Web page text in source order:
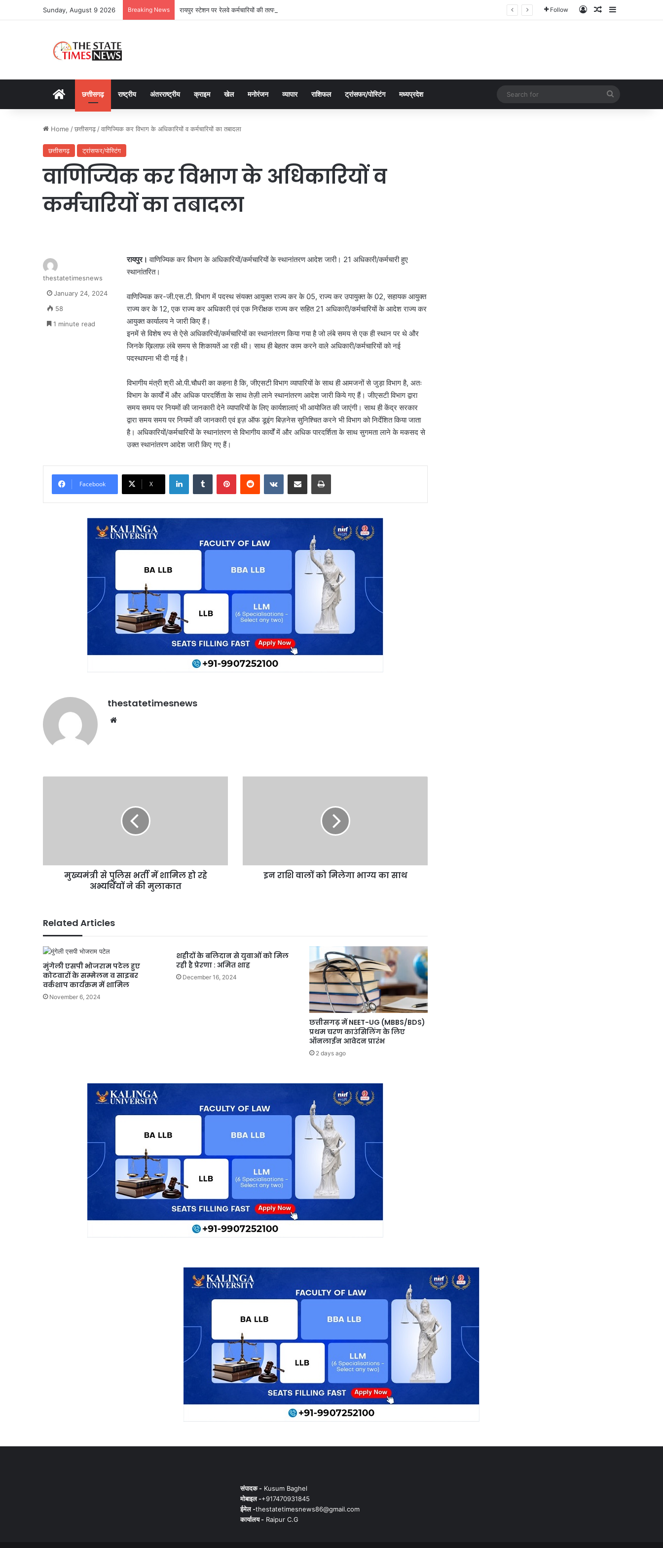
Sunday, August 9 2026 Breaking News रायपुर स्टेशन पर रेलवे कर्मचारियों की तत्परता से यात्री को मिला समय पर उपचार Follow Log InRandom Article
Sidebar
Homeछत्तीसगढ़ राष्ट्रीय अंतरराष्ट्रीय क्राइम खेल मनोरंजन व्यापार राशिफल ट्रांसफर/पोस्टिंग मध्यप्रदेश
for
Home /छत्तीसगढ़ /वाणिज्यिक कर विभाग के अधिकारियों व कर्मचारियों का तबादला
छत्तीसगढ़ ट्रांसफर/पोस्टिंग
वाणिज्यिक कर विभाग के अधिकारियों व
कर्मचारियों का तबादला
रायपुर। वाणिज्यिक कर विभाग के अधिकारियों/कर्मचारियों के स्थानांतरण आदेश जारी। 21 अधिकारी/कर्मचारी हुए
स्थानांतरित।
वाणिज्यिक कर-जी.एस.टी. विभाग में पदस्थ संयक्त आयुक्त राज्य कर के 05, राज्य कर उपायुक्त के 02, सहायक आयुक्त
राज्य कर के 12, एक राज्य कर अधिकारी एवं एक निरीक्षक राज्य कर सहित 21 अधिकारी/कर्मचारियों के आदेश राज्य कर
आयुक्त कार्यालय ने जारी किए हैं।
इनमें से विशेष रुप से ऐसे अधिकारियों/कर्मचारियों का स्थानांतरण किया गया है जो लंबे समय से एक ही स्थान पर थे और
जिनके ख़िलाफ़ लंबे समय से शिकायतें आ रही थी। साथ ही बेहतर काम करने वाले अधिकारी/कर्मचारियों को नई
पदस्थापना भी दी गई है।
विभागीय मंत्री श्री ओ.पी.चौधरी का कहना है कि, जीएसटी विभाग व्यापारियों के साथ ही आमजनों से जुड़ा विभाग है, अतः
विभाग के कार्यों में और अधिक पारदर्शिता के साथ तेज़ी लाने स्थानांतरण आदेश जारी किये गए हैं। जीएसटी विभाग द्वारा
समय समय पर नियमों की जानकारी देने व्यापारियों के लिए कार्यशालाएं भी आयोजित की जाएंगी। साथ ही केंद्र सरकार
द्वारा समय समय पर नियमों की जानकारी एवं इज़ ऑफ डूइंग बिज़नेस सुनिश्चित करने भी विभाग को निर्देशित किया जाता
है। अधिकारियों/कर्मचारियों के स्थानांतरण से विभागीय कार्यों में और अधिक पारदर्शिता के साथ सुगमता लाने के मकसद से
उक्त स्थानांतरण आदेश जारी किए गए हैं।
thestatetimesnews
January 24, 2024
58
1 minute read
Facebook X
LinkedInTumblr PinterestReddit VKontakteShare via Email Print
thestatetimesnews
अभ्यर्थियों
मुख्यमंत्री से पुलिस भर्ती में शामिल हो रहे
अभ्यर्थियों ने की मुलाकात
इन राशि वालों को मिलेगा भाग्य का साथ
Related Articles
मुंगेली एसपी भोजराम पटेल हुए
कोटवारों के सम्मेलन व साइबर
वर्कशाप कार्यक्रम में शामिल
November 6, 2024
शहीदों के बलिदान से युवाओं को मिल
रही है प्रेरणा : अमित शाह
December 16, 2024
छत्तीसगढ़ में NEET-UG (MBBS/BDS)
प्रथम चरण काउंसिलिंग के लिए
ऑनलाईन आवेदन प्रारंभ
2 days ago
संपादक -Kusum Baghel
मोबाइल -+917470931845
ईमेल -thestatetimesnews86@gmail.com
कार्यालय -Raipur C.G